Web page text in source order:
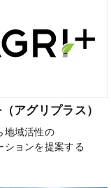
アグリプラス）
地域活性の
ションを提案する